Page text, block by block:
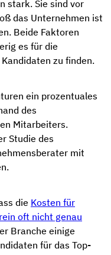
stark. Sie sind vor
das Unternehmen ist
Beide Faktoren
es für die
zu finden.
ein prozentuales
des
Mitarbeiters.
Studie des
mit
die Kosten für
oft nicht genau
Branche einige
für das Top-